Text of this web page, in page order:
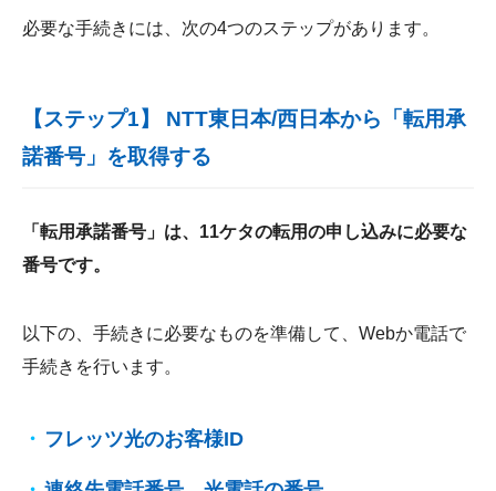
必要な手続きには、次の4つのステップがあります。
【ステップ1】 NTT東日本/西日本から「転用承
諾番号」を取得する
「転用承諾番号」は、11ケタの転用の申し込みに必要な
番号です。
以下の、手続きに必要なものを準備して、Webか電話で
手続きを行います。
フレッツ光のお客様ID